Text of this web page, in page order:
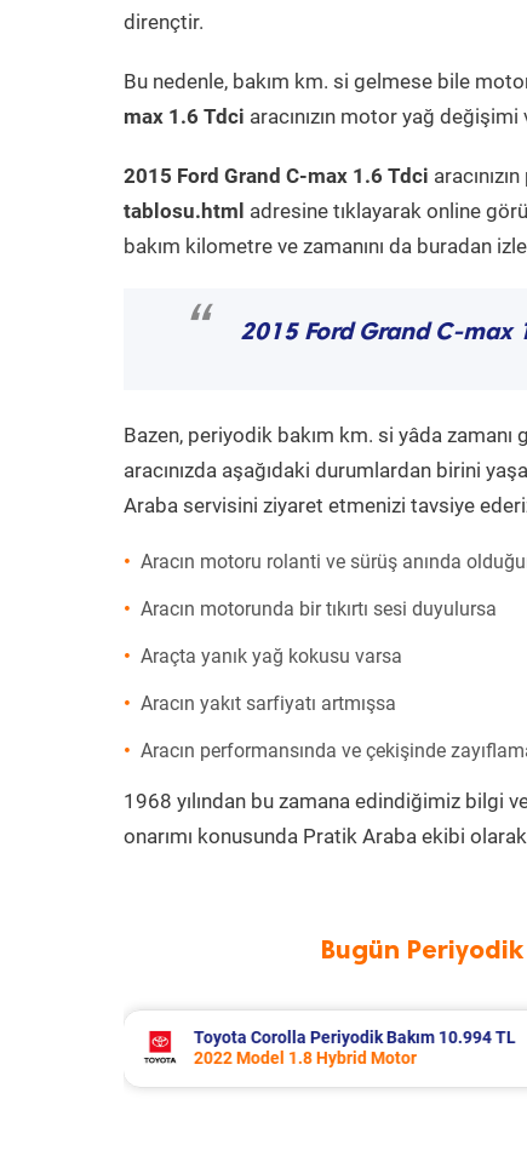
dirençtir.
Bu nedenle, bakım km. si gelmese bile
max 1.6 Tdci aracınızın motor yağ değişimi
2015 Ford Grand C-max 1.6 Tdci
tablosu.html adresine tıklayarak online
bakım kilometre ve zamanını da buradan
“ 2015 Ford Grand C-max
Bazen, periyodik bakım km. si yâda zamanı
aracınızda aşağıdaki durumlardan birini
Araba servisini ziyaret etmenizi tavsiye
Aracın motoru rolanti ve sürüş anında
Aracın motorunda bir tıkırtı sesi duyulursa
Araçta yanık yağ kokusu varsa
Aracın yakıt sarfiyatı artmışsa
Aracın performansında ve çekişinde
1968 yılından bu zamana edindiğimiz bilgi
onarımı konusunda Pratik Araba ekibi olarak
Bugün
Volvo Xc60 Periyodik Bakım
2014 Model 2.0 D4 Motor